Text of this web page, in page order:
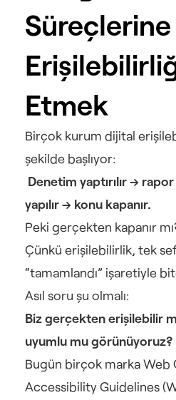
Süreçlerine
Etmek
Birçok kurum dijital
şekilde başlıyor:
Denetim yaptırılır →
yapılır → konu kapanır.
Peki gerçekten kapanır
Çünkü erişilebilirlik, tek
“tamamlandı” işaretiyle
Asıl soru şu olmalı:
Biz gerçekten erişilebilir
uyumlu mu görünüyoruz?
Bugün birçok marka Web
Accessibility Guidelines